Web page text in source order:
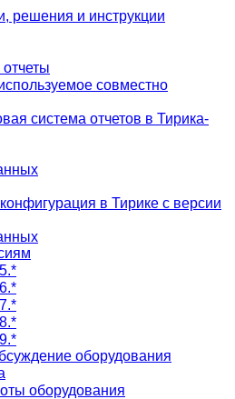
решения и инструкции
совместно
система отчетов в Тирика-
в Тирике с версии
оборудования
оборудования